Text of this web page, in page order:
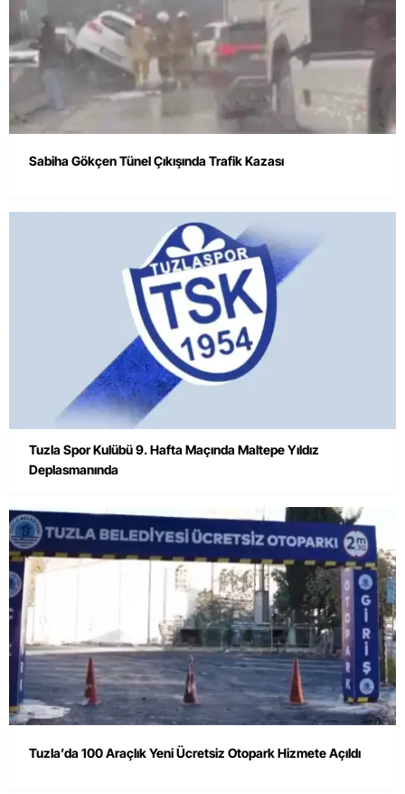
Sabiha Gökçen Tünel Çıkışında Trafik Kazası
Tuzla Spor Kulübü 9. Hafta Maçında Maltepe Yıldız
Deplasmanında
Tuzla’da 100 Araçlık Yeni Ücretsiz Otopark Hizmete Açıldı